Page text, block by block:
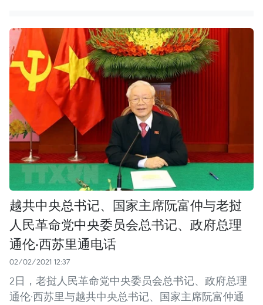
越共中央总书记、国家主席阮富仲与老挝
人民革命党中央委员会总书记、政府总理
通伦·西苏里通电话
02/02/2021 12:37
2日，老挝人民革命党中央委员会总书记、政府总理
通伦·西苏里与越共中央总书记、国家主席阮富仲通